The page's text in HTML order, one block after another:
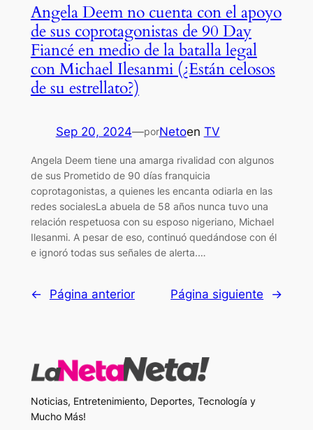
Angela Deem no cuenta con el apoyo
de sus coprotagonistas de 90 Day
Fiancé en medio de la batalla legal
con Michael Ilesanmi (¿Están celosos
de su estrellato?)
Sep 20, 2024—porNetoen TV
Angela Deem tiene una amarga rivalidad con algunos
de sus Prometido de 90 días franquicia
coprotagonistas, a quienes les encanta odiarla en las
redes socialesLa abuela de 58 años nunca tuvo una
relación respetuosa con su esposo nigeriano, Michael
Ilesanmi. A pesar de eso, continuó quedándose con él
e ignoró todas sus señales de alerta.…
← Página anterior Página siguiente →
Noticias, Entretenimiento, Deportes, Tecnología y
Mucho Más!